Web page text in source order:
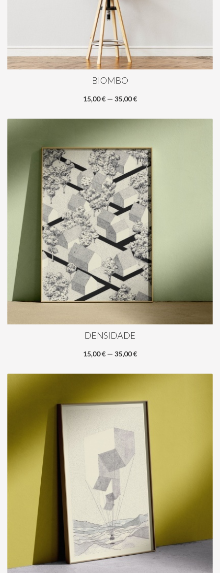
BIOMBO
15,00 € — 35,00 €
DENSIDADE
15,00 € — 35,00 €